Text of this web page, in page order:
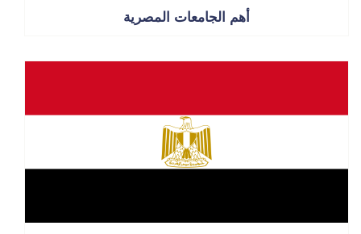
أهم الجامعات المصرية